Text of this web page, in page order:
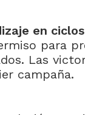
en
para
Las
campaña.